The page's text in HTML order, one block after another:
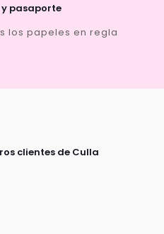
pasaporte
los papeles en regla
clientes de Culla